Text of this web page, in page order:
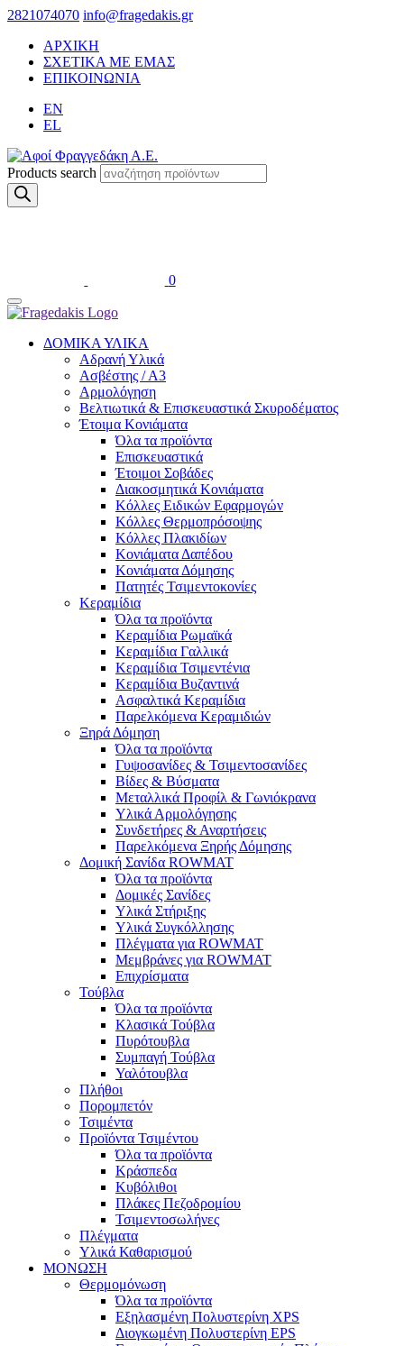
2821074070 info@fragedakis.gr
ΑΡΧΙΚΗ
ΣΧΕΤΙΚΑ ΜΕ ΕΜΑΣ
ΕΠΙΚΟΙΝΩΝΙΑ
EN
EL
Products search
0
ΔΟΜΙΚΑ ΥΛΙΚΑ
Αδρανή Υλικά
Ασβέστης / Α3
Αρμολόγηση
Βελτιωτικά & Επισκευαστικά Σκυροδέματος
Έτοιμα Κονιάματα
Όλα τα προϊόντα
Επισκευαστικά
Έτοιμοι Σοβάδες
Διακοσμητικά Κονιάματα
Κόλλες Ειδικών Εφαρμογών
Κόλλες Θερμοπρόσοψης
Κόλλες Πλακιδίων
Κονιάματα Δαπέδου
Κονιάματα Δόμησης
Πατητές Τσιμεντοκονίες
Κεραμίδια
Όλα τα προϊόντα
Κεραμίδια Ρωμαϊκά
Κεραμίδια Γαλλικά
Κεραμίδια Τσιμεντένια
Κεραμίδια Βυζαντινά
Ασφαλτικά Κεραμίδια
Παρελκόμενα Κεραμιδιών
Ξηρά Δόμηση
Όλα τα προϊόντα
Γυψοσανίδες & Τσιμεντοσανίδες
Βίδες & Βύσματα
Μεταλλικά Προφίλ & Γωνιόκρανα
Υλικά Αρμολόγησης
Συνδετήρες & Αναρτήσεις
Παρελκόμενα Ξηρής Δόμησης
Δομική Σανίδα ROWMAT
Όλα τα προϊόντα
Δομικές Σανίδες
Υλικά Στήριξης
Υλικά Συγκόλλησης
Πλέγματα για ROWMAT
Μεμβράνες για ROWMAT
Επιχρίσματα
Τούβλα
Όλα τα προϊόντα
Κλασικά Τούβλα
Πυρότουβλα
Συμπαγή Τούβλα
Υαλότουβλα
Πλήθοι
Πορομπετόν
Τσιμέντα
Προϊόντα Τσιμέντου
Όλα τα προϊόντα
Κράσπεδα
Κυβόλιθοι
Πλάκες Πεζοδρομίου
Τσιμεντοσωλήνες
Πλέγματα
Υλικά Καθαρισμού
ΜΟΝΩΣΗ
Θερμομόνωση
Όλα τα προϊόντα
Εξηλασμένη Πολυστερίνη XPS
Διογκωμένη Πολυστερίνη EPS